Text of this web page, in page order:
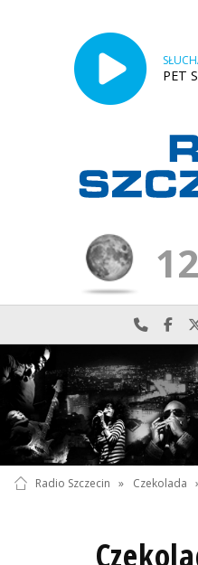
PET
12
Radio Szczecin » Czekolada